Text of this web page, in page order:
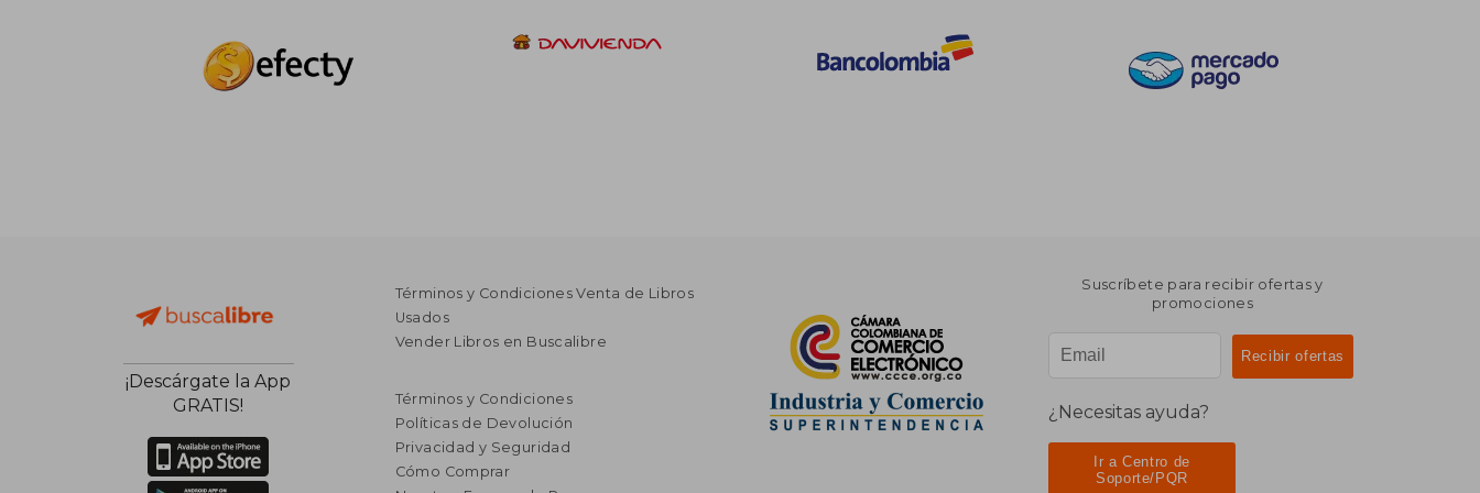
¡Descárgate la App
GRATIS!
Términos y Condiciones Venta de Libros
Usados
Vender Libros en Buscalibre
Términos y Condiciones
Políticas de Devolución
Privacidad y Seguridad
Cómo Comprar
Suscríbete para recibir ofertas y
promociones
¿Necesitas ayuda?
Ir a Centro de
Soporte/PQR